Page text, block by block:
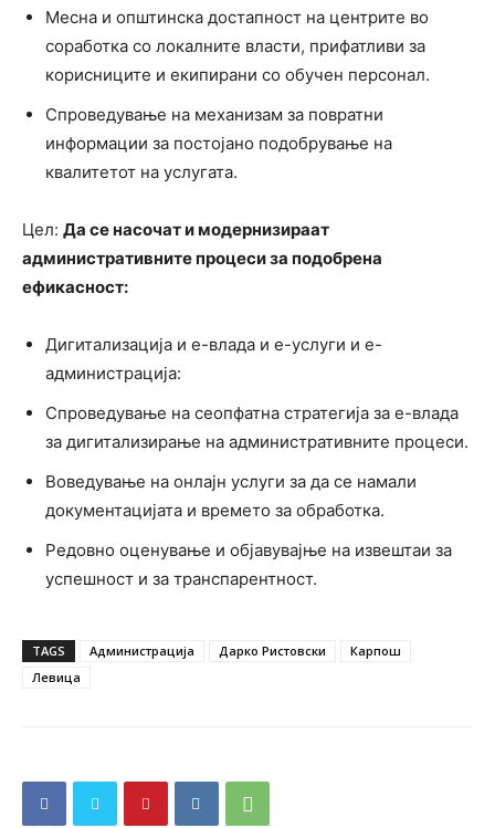
Месна и општинска достапност на центрите во
соработка со локалните власти, прифатливи за
корисниците и екипирани со обучен персонал.
Спроведување на механизам за повратни
информации за постојано подобрување на
квалитетот на услугата.
Цел: Да се насочат и модернизираат
административните процеси за подобрена
ефикасност:
Дигитализација и е-влада и е-услуги и е-
администрација:
Спроведување на сеопфатна стратегија за е-влада
за дигитализирање на административните процеси.
Воведување на онлајн услуги за да се намали
документацијата и времето за обработка.
Редовно оценување и објавувајње на извештаи за
успешност и за транспарентност.
TAGS Администрација Дарко Ристовски
Карпош
Левица